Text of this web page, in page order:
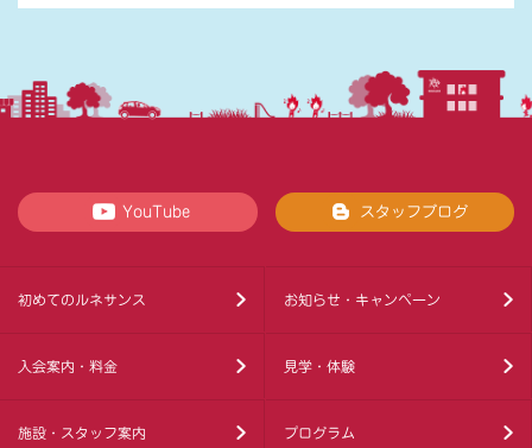
YouTube スタッフブログ
初めてのルネサンス お知らせ・キャンペーン
入会案内・料金 見学・体験
施設・スタッフ案内 プログラム